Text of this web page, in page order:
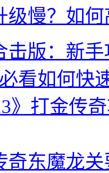
级慢？如
击版：新
看如何快
》打金传
奇东魔龙